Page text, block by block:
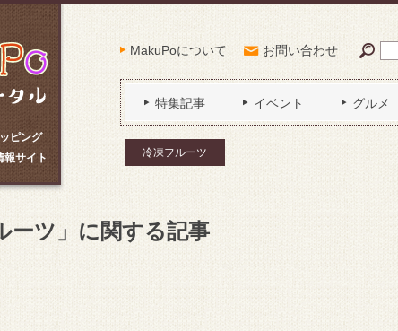
ピング
報サイト
MakuPoについて お問い合わせ
特集記事 イベント グルメ
冷凍フルーツ
ーツ」に関する記事